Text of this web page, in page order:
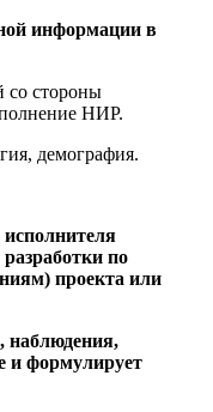
информации в
со стороны
НИР.
демография.
исполнителя
по
проекта или
наблюдения,
и формулирует